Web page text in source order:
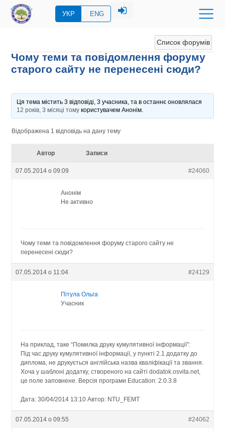
УКР ENG
Список форумів
Чому теми та повідомлення форуму
старого сайту не перенесені сюди?
Ця тема містить 3 відповіді, 3 учасника, та в останнє оновлялася
12 років, 3 місяці томукористувачем Анонім.
Відображена 1 відповідь на дану тему
Автор Записи
07.05.2014 о 09:09 #24060
Анонім
Не активно
Чому теми та повідомлення форуму старого сайту не
перенесені сюди?
07.05.2014 о 11:04 #24129
Пітула Ольга
Учасник
На приклад, таке “Помилка друку кумулятивної інформації”:
Під час друку кумулятивної інформації, у пункті 2.1 додатку до
диплома, не друкується англійська назва кваліфікації та звання.
Хоча у шаблоні додатку, створеного на сайті dodatok.osvita.net,
це поле заповнене. Версія програми Education: 2.0.3.8
Дата: 30/04/2014 13:10 Автор: NTU_FEMT
07.05.2014 о 09:55 #24062